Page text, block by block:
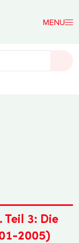
3: Die
2005)